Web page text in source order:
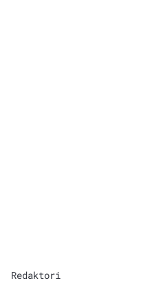
Redaktori